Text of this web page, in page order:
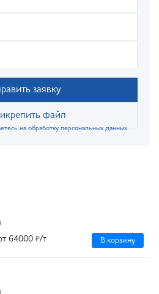
заявку
файл
на обработку персональных данных
64000 ₽/т В корзину